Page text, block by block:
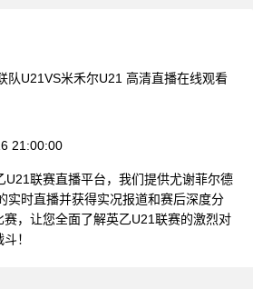
队U21VS米禾尔U21 高清直播在线观看
21:00:00
U21联赛直播平台，我们提供尤谢菲尔德
实时直播并获得实况报道和赛后深度分
，让您全面了解英乙U21联赛的激烈对
！